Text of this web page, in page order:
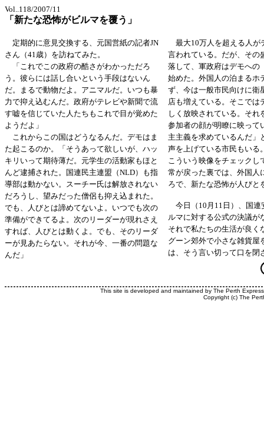
Vol..118/2007/11
「新たな恐怖がビルマを覆う」
定期的に意見交換する、元国営紙の記者JN
さん（41歳）を訪ねてみた。
「これでこの政府の酷さがわかっただろ
う。彼らには話し合いという手段はないん
だ。まるで動物だよ。アニマルだ。いつも暴
力で抑え込むんだ。政府がテレビや新聞で流
す嘘を信じていた人たちもこれで目が覚めた
ようだよ」
これからこの国はどうなるんだ。デモはま
た起こるのか。「そうあって欲しいが、ハッ
キリいって期待薄だ。元学生の活動家もほと
んど逮捕された。国連民主連盟（NLD）も指
導部は動かない。スーチー氏は解放されない
だろうし、望みだった僧侶も抑え込まれた。
でも、人びとは諦めてないよ。いつでも次の
準備ができてるよ。次のリーダーが現れさえ
すれば、人びとは動くよ。でも、そのリーダ
ーが見あたらない。それが今、一番の問題な
んだ」
最大10万人を超える人が
言われている。だが、その
落して、軍政府はデモへの
始めた。外国人の泊まるホ
ず、今は一般市民向けに衛
店も増えている。そこでは
しく放映されている。それ
参加者の顔が明瞭に映って
主主義を求めているんだ」
声を上げている市民もいる
こういう映像をチェックし
常が戻った裏では、外国人
ろで、新たな恐怖が人びと
今日（10月11日）、国連
ルマに対する公式の決議が
それで私たちの生活が良く
グーン郊外で小さな雑貨屋
は、そう言い切って口を閉
This site is developed and maintained by The Perth
Copyright (c) The